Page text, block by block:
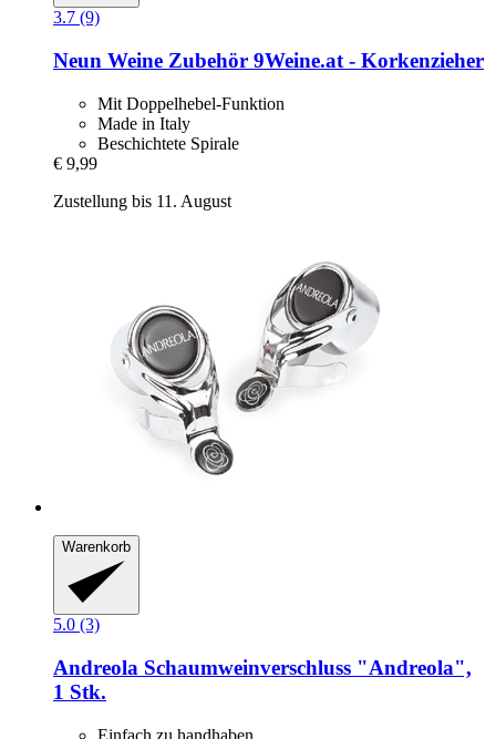
3.7 (9)
Neun Weine Zubehör 9Weine.at -​ Korkenzieher
Mit Doppelhebel-Funktion
Made in Italy
Beschichtete Spirale
€ 9,99
Zustellung bis 11. August
Warenkorb
5.0 (3)
Andreola Schaumweinverschluss "Andreola",
1 Stk.
Einfach zu handhaben